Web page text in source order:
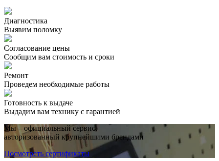
Диагностика
Выявим поломку
Согласование цены
Сообщим вам стоимость и сроки
Ремонт
Проведем необходимые работы
Готовность к выдаче
Выдадим вам технику с гарантией
Мы – официальный сервис,
авторизованный крупнейшими брендами
Посмотреть сертификаты